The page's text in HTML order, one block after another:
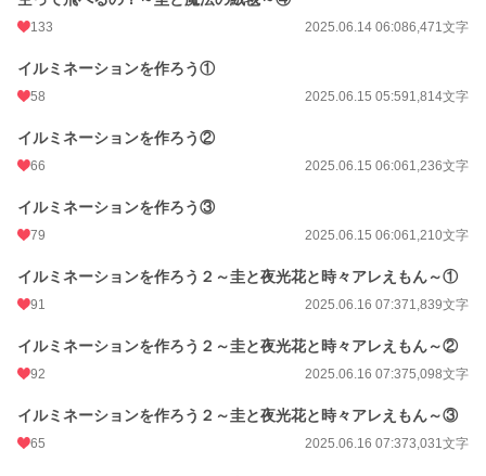
133 2025.06.14 06:086,471文字
イルミネーションを作ろう①
58 2025.06.15 05:591,814文字
イルミネーションを作ろう②
66 2025.06.15 06:061,236文字
イルミネーションを作ろう③
79 2025.06.15 06:061,210文字
イルミネーションを作ろう２～圭と夜光花と時々アレえもん～①
91 2025.06.16 07:371,839文字
イルミネーションを作ろう２～圭と夜光花と時々アレえもん～②
92 2025.06.16 07:375,098文字
イルミネーションを作ろう２～圭と夜光花と時々アレえもん～③
65 2025.06.16 07:373,031文字